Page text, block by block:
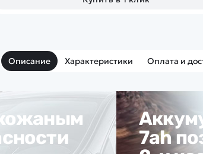
Описание Характеристики Оплата и
7ah